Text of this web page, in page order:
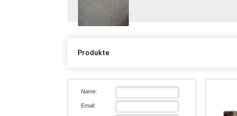
Produkte
Name:
Email: